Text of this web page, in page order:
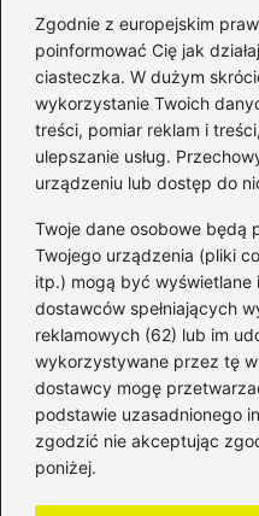
Zgodnie z europejskim
poinformować Cię jak
ciasteczka. W dużym
wykorzystanie Twoich
treści, pomiar reklam i
ulepszanie usług.
urządzeniu lub dostęp do
Twoje dane osobowe będą
Twojego urządzenia (pliki
itp.) mogą być wyświetlane
dostawców spełniających
reklamowych (62) lub im
wykorzystywane przez tę
dostawcy mogę
podstawie uzasadnionego
zgodzić nie akceptując
poniżej.
Kategorie
Bankowość (181)
Fundusze
(36)
Giełda(28)
Inwestycje(49)
Rentowność(32)
Rozliczenia(196)
Świadczenia socjalne
Waluty(21)
Windykacja(49)